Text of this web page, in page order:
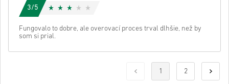
3/5
Fungovalo to dobre, ale overovací proces trval dlhšie, než by
som si prial.
1 2